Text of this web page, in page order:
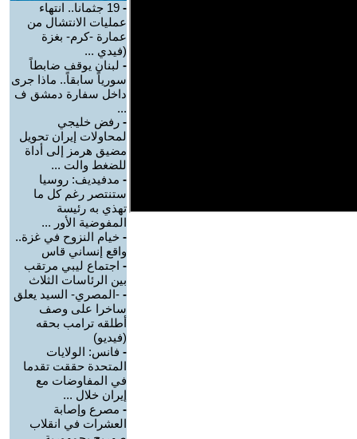
-
19 جثمانا.. انتهاء
عمليات الانتشال من
عمارة -كرم- بغزة
(فيدي ...
- لبنان يوقف ضابطاً
سورياً سابقاً.. ماذا جرى
داخل سفارة دمشق ف
...
- رفض خليجي
لمحاولات إيران تحويل
مضيق هرمز إلى أداة
للضغط والت ...
- مدفيديف: روسيا
ستنتصر رغم كل ما
تهذي به رئيسة
المفوضية الأور ...
- خيام النزوح في غزة..
واقع إنساني قاس
- اجتماع ليبي مرتقب
بين الرئاسات الثلاث
- -المصري- السيد يعلق
ساخرا على وصف
أطلقه ترامب بحقه
(فيديو)
- فانس: الولايات
المتحدة حققت تقدما
في المفاوضات مع
إيران خلال ...
- مصرع وإصابة
العشرات في انقلاب